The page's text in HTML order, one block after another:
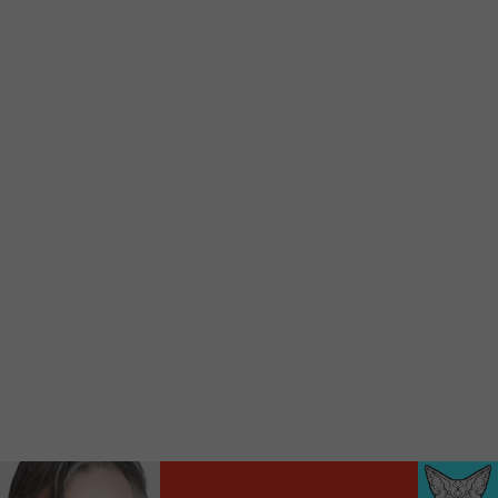
locale vous sont maintenant accessibles en un clic!